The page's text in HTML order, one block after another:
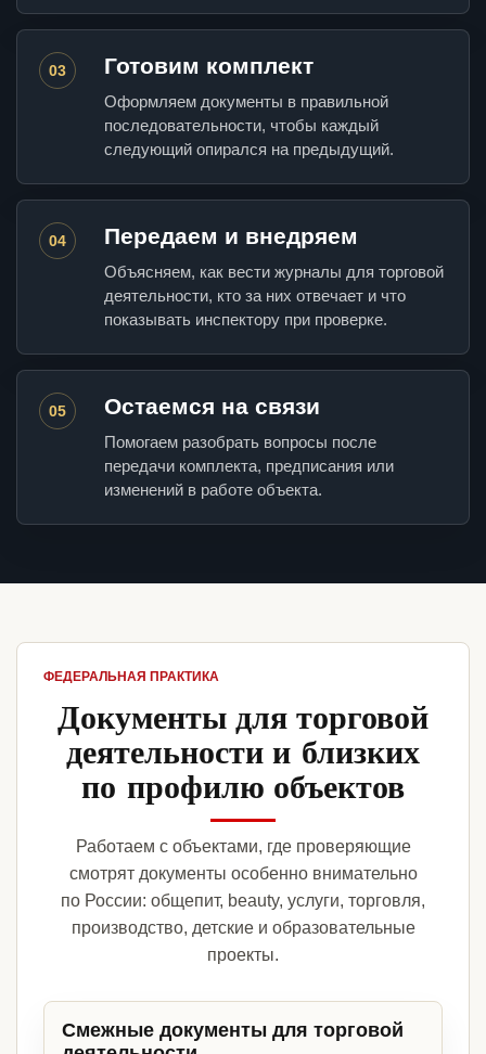
03 Готовим комплект
Оформляем документы в правильной
последовательности, чтобы каждый
следующий опирался на предыдущий.
04 Передаем и внедряем
Объясняем, как вести журналы для торговой
деятельности, кто за них отвечает и что
показывать инспектору при проверке.
05 Остаемся на связи
Помогаем разобрать вопросы после
передачи комплекта, предписания или
изменений в работе объекта.
ФЕДЕРАЛЬНАЯ ПРАКТИКА
Документы для торговой
деятельности и близких
по профилю объектов
Работаем с объектами, где проверяющие
смотрят документы особенно внимательно
по России: общепит, beauty, услуги, торговля,
производство, детские и образовательные
проекты.
Смежные документы для торговой